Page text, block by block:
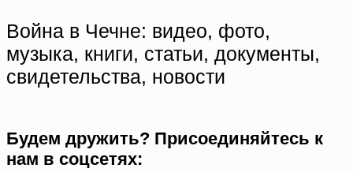
Война в Чечне: видео, фото,
музыка, книги, статьи, документы,
свидетельства, новости
Будем дружить? Присоединяйтесь к
нам в соцсетях: